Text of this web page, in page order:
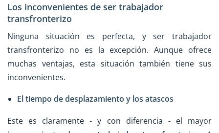
Los inconvenientes de ser trabajador
transfronterizo
Ninguna situación es perfecta, y ser trabajador
transfronterizo no es la excepción. Aunque ofrece
muchas ventajas, esta situación también tiene sus
inconvenientes.
El tiempo de desplazamiento y los atascos
Este es claramente - y con diferencia - el mayor